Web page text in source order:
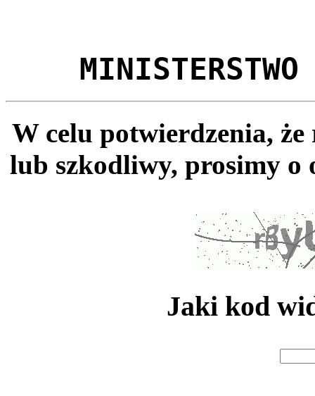
MINISTERSTWO
W celu potwierdzenia,
lub szkodliwy, prosimy o
Jaki kod